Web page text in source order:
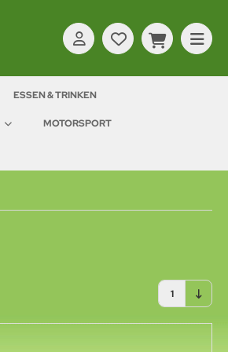
ESSEN & TRINKEN
MOTORSPORT
1